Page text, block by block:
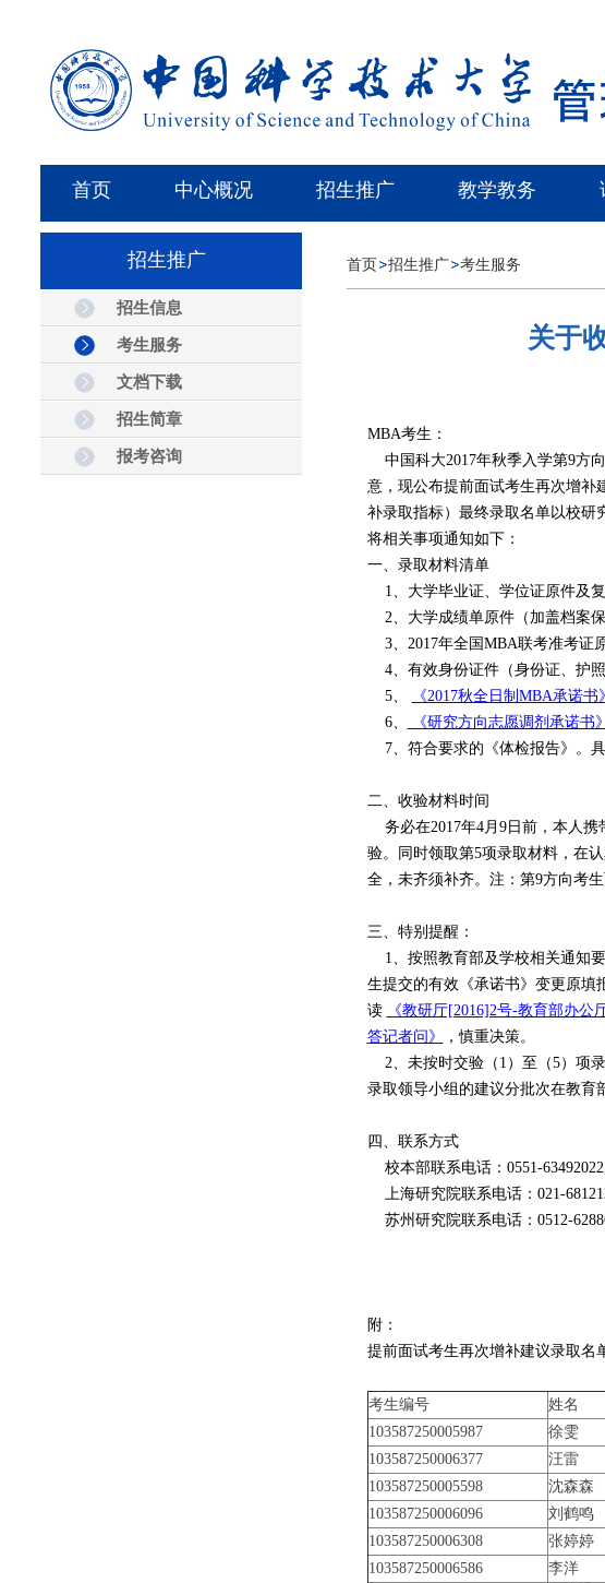
首页 中心概况 招生推广 教学教务
招生推广
招生信息
考生服务
文档下载
招生简章
报考咨询
首页 招生推广 考生服务
关于
MBA考生：
中国科大2017年秋季入学第9方
意，现公布提前面试考生再次增补
补录取指标）最终录取名单以校研
将相关事项通知如下：
一、录取材料清单
1、大学毕业证、学位证原件及复
2、大学成绩单原件（加盖档案保
3、2017年全国MBA联考准考证
4、有效身份证件（身份证、护
5、
《2017秋全日制MBA承诺书》
6、
《研究方向志愿调剂承诺书》
7、符合要求的《体检报告》。
二、收验材料时间
务必在2017年4月9日前，本人携
验。同时领取第5项录取材料，在
全，未齐须补齐。注：第9方向考
三、特别提醒：
1、按照教育部及学校相关通知
生提交的有效《承诺书》变更原填
读
《教研厅[2016]2号-教育部办公
答记者问》
，慎重决策。
2、未按时交验（1）至（5）项
录取领导小组的建议分批次在教育
四、联系方式
校本部联系电话：0551-
上海研究院联系电话：021-
苏州研究院联系电话：0512-
管理学院专业学
附：
提前面试考生再次增补建议录取名
考生编号
姓名
103587250005987
徐雯
103587250006377
汪雷
103587250005598
沈森森
103587250006096
刘鹤鸣
103587250006308
张婷婷
103587250006586
李洋